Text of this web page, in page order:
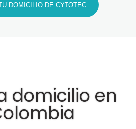
DOMICILIO DE CYTOTEC
domicilio en